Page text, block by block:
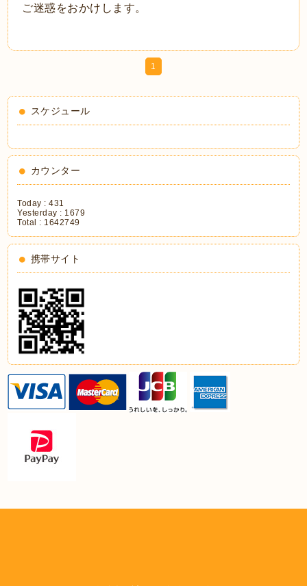
ご迷惑をおかけします。
1
スケジュール
カウンター
Today :431
Yesterday : 1679
Total : 1642749
携帯サイト